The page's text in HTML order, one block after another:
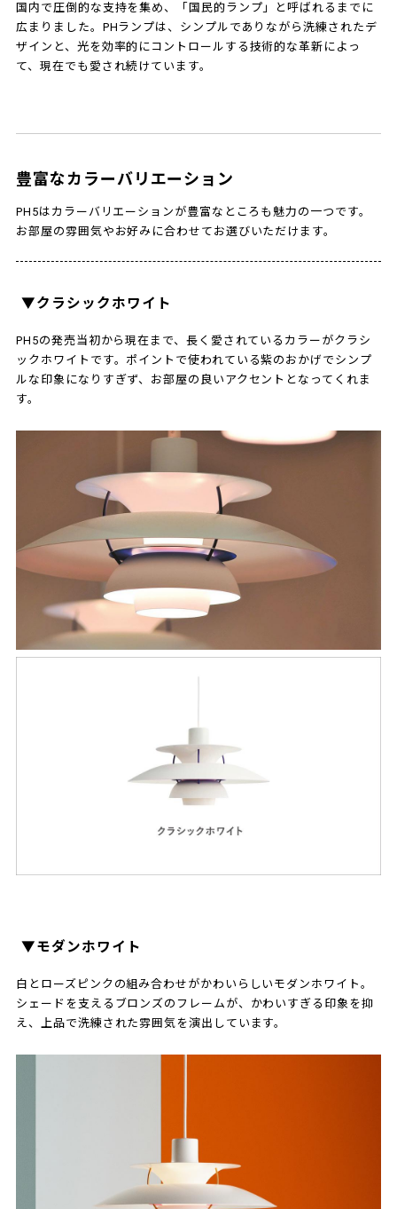
国内で圧倒的な支持を集め、「国民的ランプ」と呼ばれるまでに
広まりました。PHランプは、シンプルでありながら洗練されたデ
ザインと、光を効率的にコントロールする技術的な革新によっ
て、現在でも愛され続けています。
豊富なカラーバリエーション
PH5はカラーバリエーションが豊富なところも魅力の一つです。
お部屋の雰囲気やお好みに合わせてお選びいただけます。
▼クラシックホワイト
PH5の発売当初から現在まで、長く愛されているカラーがクラシ
ックホワイトです。ポイントで使われている紫のおかげでシンプ
ルな印象になりすぎず、お部屋の良いアクセントとなってくれま
す。
▼モダンホワイト
白とローズピンクの組み合わせがかわいらしいモダンホワイト。
シェードを支えるブロンズのフレームが、かわいすぎる印象を抑
え、上品で洗練された雰囲気を演出しています。